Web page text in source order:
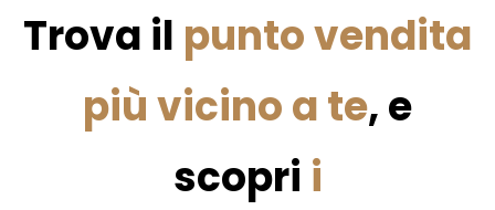
Trova il punto vendita
più vicino a te, e
scopri i